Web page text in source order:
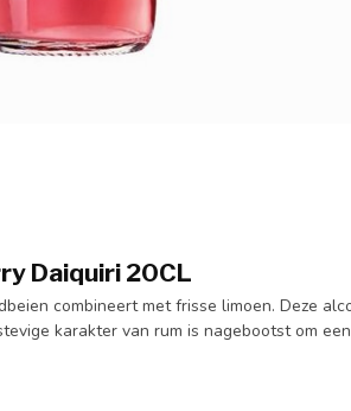
Daiquiri 20CL
combineert met frisse limoen. Deze
karakter van rum is nagebootst om